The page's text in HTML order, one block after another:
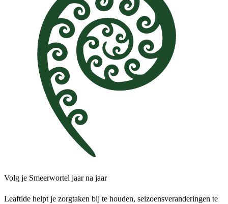
Volg je Smeerwortel jaar na jaar
Leaftide helpt je zorgtaken bij te houden, seizoensveranderingen te